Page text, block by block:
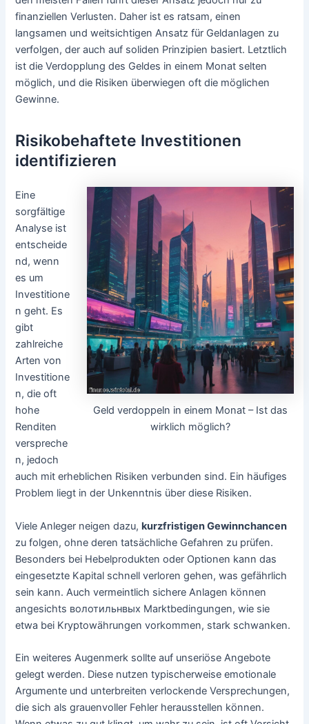
finanziellen Verlusten. Daher ist es ratsam, einen
langsamen und weitsichtigen Ansatz für Geldanlagen zu
verfolgen, der auch auf soliden Prinzipien basiert. Letztlich
ist die Verdopplung des Geldes in einem Monat selten
möglich, und die Risiken überwiegen oft die möglichen
Gewinne.
Risikobehaftete Investitionen
identifizieren
Geld verdoppeln in einem Monat – Ist das
wirklich möglich?
Eine
sorgfältige
Analyse ist
entscheide
nd, wenn
es um
Investitione
n geht. Es
gibt
zahlreiche
Arten von
Investitione
n, die oft
hohe
Renditen
verspreche
n, jedoch
auch mit erheblichen Risiken verbunden sind. Ein häufiges
Problem liegt in der Unkenntnis über diese Risiken.
Viele Anleger neigen dazu,kurzfristigen Gewinnchancen
zu folgen, ohne deren tatsächliche Gefahren zu prüfen.
Besonders bei Hebelprodukten oder Optionen kann das
eingesetzte Kapital schnell verloren gehen, was gefährlich
sein kann. Auch vermeintlich sichere Anlagen können
angesichts волотильнвых Marktbedingungen, wie sie
etwa bei Kryptowährungen vorkommen, stark schwanken.
Ein weiteres Augenmerk sollte auf unseriöse Angebote
gelegt werden. Diese nutzen typischerweise emotionale
Argumente und unterbreiten verlockende Versprechungen,
die sich als grauenvoller Fehler herausstellen können.